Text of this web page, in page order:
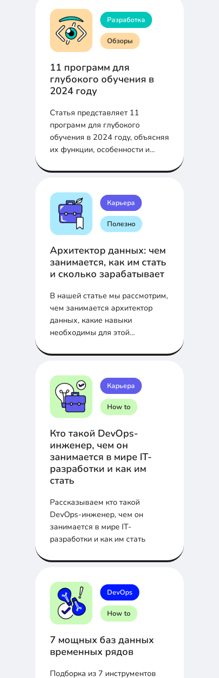
Разработка
Обзоры
11 программ для
глубокого обучения в
2024 году
Статья представляет 11
программ для глубокого
обучения в 2024 году, объясняя
их функции, особенности и
отраслях.
Карьера
Полезно
Архитектор данных: чем
занимается, как им стать
и сколько зарабатывает
В нашей статье мы рассмотрим,
чем занимается архитектор
данных, какие навыки
необходимы для этой
сколько зарабатывают такие
Карьера
How to
Кто такой DevOps-
инженер, чем он
занимается в мире IT-
разработки и как им
стать
Рассказываем кто такой
DevOps-инженер, чем он
занимается в мире IT-
разработки и как им стать
DevOps
How to
7 мощных баз данных
временных рядов
Подборка из 7 инструментов